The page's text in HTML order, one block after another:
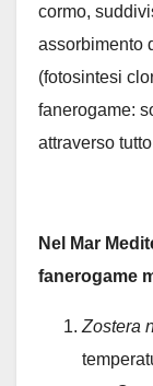
cormo,
assorbimento
(fotosintesi
fanerogame:
attraverso
Nel Mar
fanerogame
Zostera